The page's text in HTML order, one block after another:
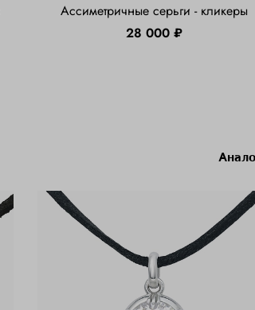
Ассиметричные серьги - кликеры
28 000 ₽